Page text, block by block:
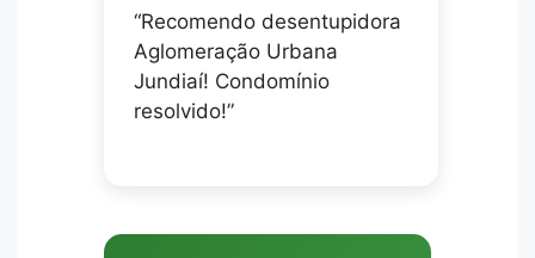
“Recomendo desentupidora
Aglomeração Urbana
Jundiaí! Condomínio
resolvido!”